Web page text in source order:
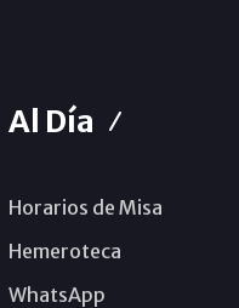
Al Día
Horarios de Misa
Hemeroteca
WhatsApp